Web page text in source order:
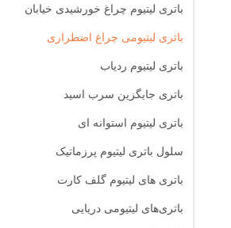
باتری لیتیوم چراغ خورشیدی خیابان
باتری لیتیومی چراغ اضطراری
باتری لیتیوم ردیاب
باتری جایگزین سرب اسید
باتری لیتیوم استوانه ای
سلول باتری لیتیوم پرزماتیک
باتری های لیتیوم گلف کارت
باتری‌های لیتیومی دریایی